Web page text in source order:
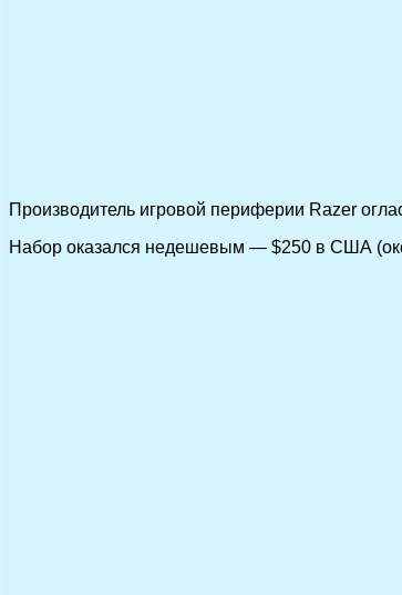
Производитель игровой периферии Razer
Набор оказался недешевым — $250 в США